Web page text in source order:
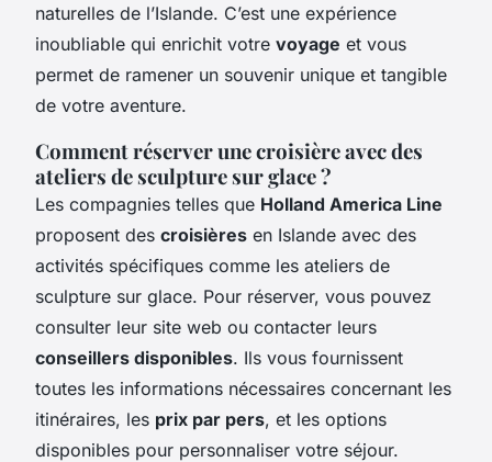
naturelles de l’Islande. C’est une expérience
inoubliable qui enrichit votre voyage et vous
permet de ramener un souvenir unique et tangible
de votre aventure.
Comment réserver une croisière avec des
ateliers de sculpture sur glace ?
Les compagnies telles que Holland America Line
proposent des croisières en Islande avec des
activités spécifiques comme les ateliers de
sculpture sur glace. Pour réserver, vous pouvez
consulter leur site web ou contacter leurs
conseillers disponibles. Ils vous fournissent
toutes les informations nécessaires concernant les
itinéraires, les prix par pers, et les options
disponibles pour personnaliser votre séjour.